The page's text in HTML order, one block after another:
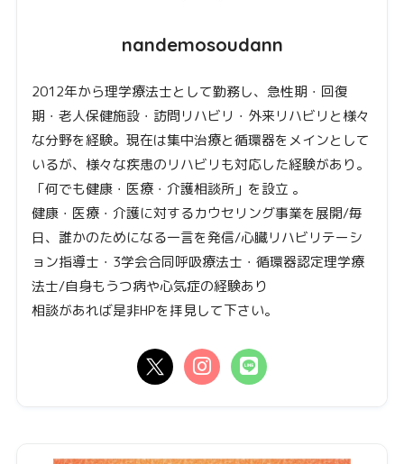
nandemosoudann
2012年から理学療法士として勤務し、急性期・回復
期・老人保健施設・訪問リハビリ・外来リハビリと様々
な分野を経験。現在は集中治療と循環器をメインとして
いるが、様々な疾患のリハビリも対応した経験があり。
「何でも健康・医療・介護相談所」を設立 。
健康・医療・介護に対するカウセリング事業を展開/毎
日、誰かのためになる一言を発信/心臓リハビリテーシ
ョン指導士・3学会合同呼吸療法士・循環器認定理学療
法士/自身もうつ病や心気症の経験あり
相談があれば是非HPを拝見して下さい。